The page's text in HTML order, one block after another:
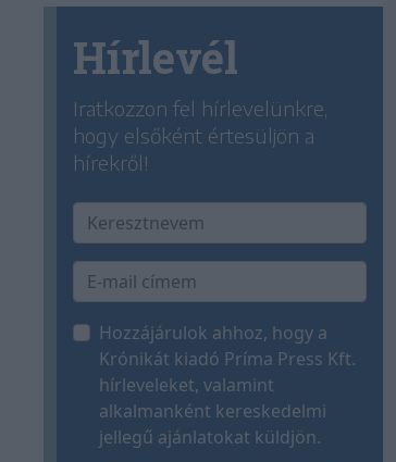
Hírlevél
Iratkozzon fel hírlevelünkre,
hogy elsőként értesüljön a
hírekről!
Hozzájárulok ahhoz, hogy a
Krónikát kiadó Príma Press Kft.
hírleveleket, valamint
alkalmanként kereskedelmi
jellegű ajánlatokat küldjön.